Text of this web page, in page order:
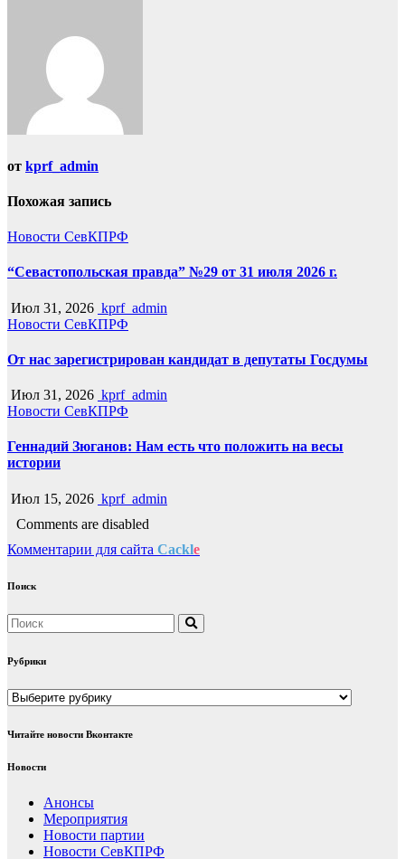
от kprf_admin
Похожая запись
Новости СевКПРФ
“Севастопольская правда” №29 от 31 июля 2026 г.
Июл 31, 2026 kprf_admin
Новости СевКПРФ
От нас зарегистрирован кандидат в депутаты Госдумы
Июл 31, 2026 kprf_admin
Новости СевКПРФ
Геннадий Зюганов: Нам есть что положить на весы
истории
Июл 15, 2026 kprf_admin
Comments are disabled
Комментарии для сайта Cackle
Поиск
Рубрики
Рубрики
Читайте новости Вконтакте
Новости
Анонсы
Мероприятия
Новости партии
Новости СевКПРФ